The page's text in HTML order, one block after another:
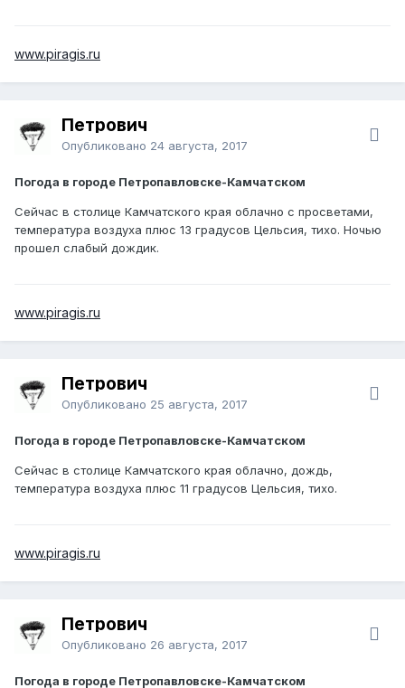
www.piragis.ru
Петрович
Опубликовано 24 августа, 2017
Погода в городе Петропавловске-Камчатском
Сейчас в столице Камчатского края облачно с просветами,
температура воздуха плюс 13 градусов Цельсия, тихо. Ночью
прошел слабый дождик.
www.piragis.ru
Петрович
Опубликовано 25 августа, 2017
Погода в городе Петропавловске-Камчатском
Сейчас в столице Камчатского края облачно, дождь,
температура воздуха плюс 11 градусов Цельсия, тихо.
www.piragis.ru
Петрович
Опубликовано 26 августа, 2017
Погода в городе Петропавловске-Камчатском